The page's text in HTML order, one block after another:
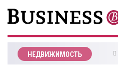
НЕДВИЖИМОСТЬ